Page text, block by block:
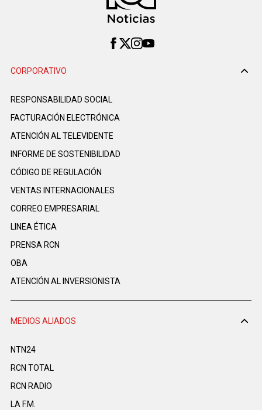
CORPORATIVO
RESPONSABILIDAD SOCIAL
FACTURACIÓN ELECTRÓNICA
ATENCIÓN AL TELEVIDENTE
INFORME DE SOSTENIBILIDAD
CÓDIGO DE REGULACIÓN
VENTAS INTERNACIONALES
CORREO EMPRESARIAL
LINEA ÉTICA
PRENSA RCN
OBA
ATENCIÓN AL INVERSIONISTA
MEDIOS ALIADOS
NTN24
RCN TOTAL
RCN RADIO
LA F.M.